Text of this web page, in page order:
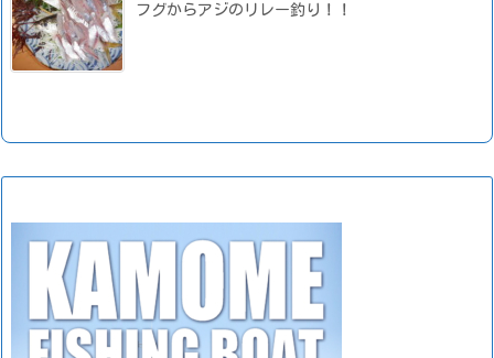
フグからアジのリレー釣り！！